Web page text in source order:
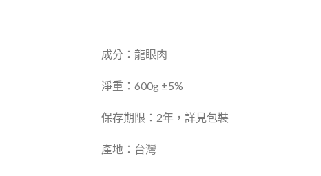
成分：龍眼肉
淨重：600g ±5%
保存期限：2年，詳見包裝
產地：台灣